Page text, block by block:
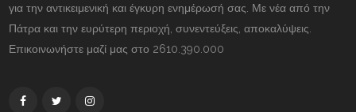
για την αντικειμενική και έγκυρη ενημέρωσή σας. Με νέα από την
Πάτρα και την ευρύτερη περιοχή, συνεντεύξεις, αποκαλύψεις.
Επικοινωνήστε μαζί μας στο 2610.390.000